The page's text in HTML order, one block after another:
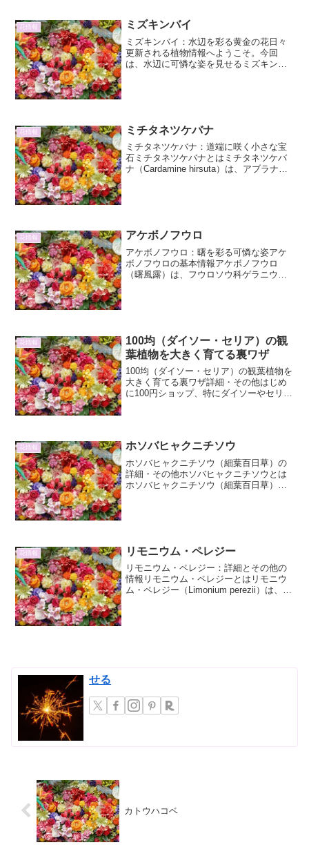
れます。観葉植物を愛でる...
花情報 ミズキンバイ
ミズキンバイ：水辺を彩る黄金の花日々
更新される植物情報へようこそ。今回
は、水辺に可憐な姿を見せるミズキンバ
花情報 ミチタネツケバナ
ミチタネツケバナ：道端に咲く小さな宝
石ミチタネツケバナとはミチタネツケバ
ナ（Cardamine hirsuta）は、アブラナ科
花情報 アケボノフウロ
アケボノフウロ：曙を彩る可憐な姿アケ
ボノフウロの基本情報アケボノフウロ
（曙風露）は、フウロソウ科ゲラニウム
花情報
100均（ダイソー・セリア）の観
葉植物を大きく育てる裏ワザ
100均（ダイソー・セリア）の観葉植物を
大きく育てる裏ワザ詳細・その他はじめ
に100円ショップ、特にダイソーやセリア
花情報 ホソバヒャクニチソウ
ホソバヒャクニチソウ（細葉百日草）の
詳細・その他ホソバヒャクニチソウとは
ホソバヒャクニチソウ（細葉百日草）
花情報 リモニウム・ペレジー
リモニウム・ペレジー：詳細とその他の
情報リモニウム・ペレジーとはリモニウ
ム・ペレジー（Limonium perezii）は、イ
せる
カトウハコベ